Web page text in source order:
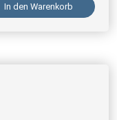
In den Warenkorb